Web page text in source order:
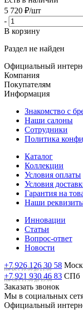
5 720 ₽/шт
-
В корзину
Раздел не найден
Официальный
Компания
Покупателям
Информация
Знакомство с
Наши салоны
Сотрудники
Политика
Каталог
Коллекции
Условия оплаты
Условия
Гарантия на
Наши
Инновации
Статьи
Вопрос-ответ
Новости
+7 926 126 30 58
Пн-Вс с 10:00 до 21:00
+7 921 930 46 83 СПб
Пн-Сб c 11:00 до 19:00
Заказать звонок
Мы в социальных
Официальный